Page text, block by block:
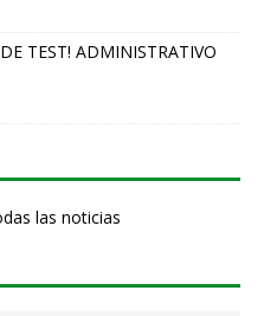
TEST! ADMINISTRATIVO
las noticias